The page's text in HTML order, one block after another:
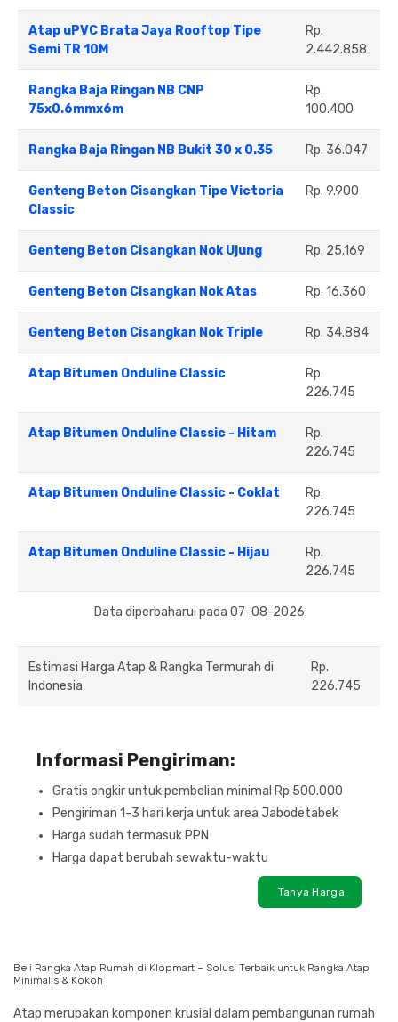
Atap uPVC Brata Jaya Rooftop Tipe
Semi TR 10M
Rp.
2.442.858
Rangka Baja Ringan NB CNP
75x0.6mmx6m
Rp.
100.400
Rangka Baja Ringan NB Bukit 30 x 0.35 Rp. 36.047
Genteng Beton Cisangkan Tipe Victoria
Classic
Rp. 9.900
Genteng Beton Cisangkan Nok Ujung Rp. 25.169
Genteng Beton Cisangkan Nok Atas Rp. 16.360
Genteng Beton Cisangkan Nok Triple Rp. 34.884
Atap Bitumen Onduline Classic
Rp.
226.745
Atap Bitumen Onduline Classic - Hitam
Rp.
226.745
Atap Bitumen Onduline Classic - Coklat
Rp.
226.745
Atap Bitumen Onduline Classic - Hijau
Rp.
226.745
Data diperbaharui pada 07-08-2026
Estimasi Harga Atap & Rangka Termurah di
Indonesia
Rp.
226.745
Informasi Pengiriman:
Gratis ongkir untuk pembelian minimal Rp 500.000
Pengiriman 1-3 hari kerja untuk area Jabodetabek
Harga sudah termasuk PPN
Harga dapat berubah sewaktu-waktu
Tanya Harga
Beli Rangka Atap Rumah di Klopmart – Solusi Terbaik untuk Rangka Atap
Minimalis & Kokoh
Atap merupakan komponen krusial dalam pembangunan rumah